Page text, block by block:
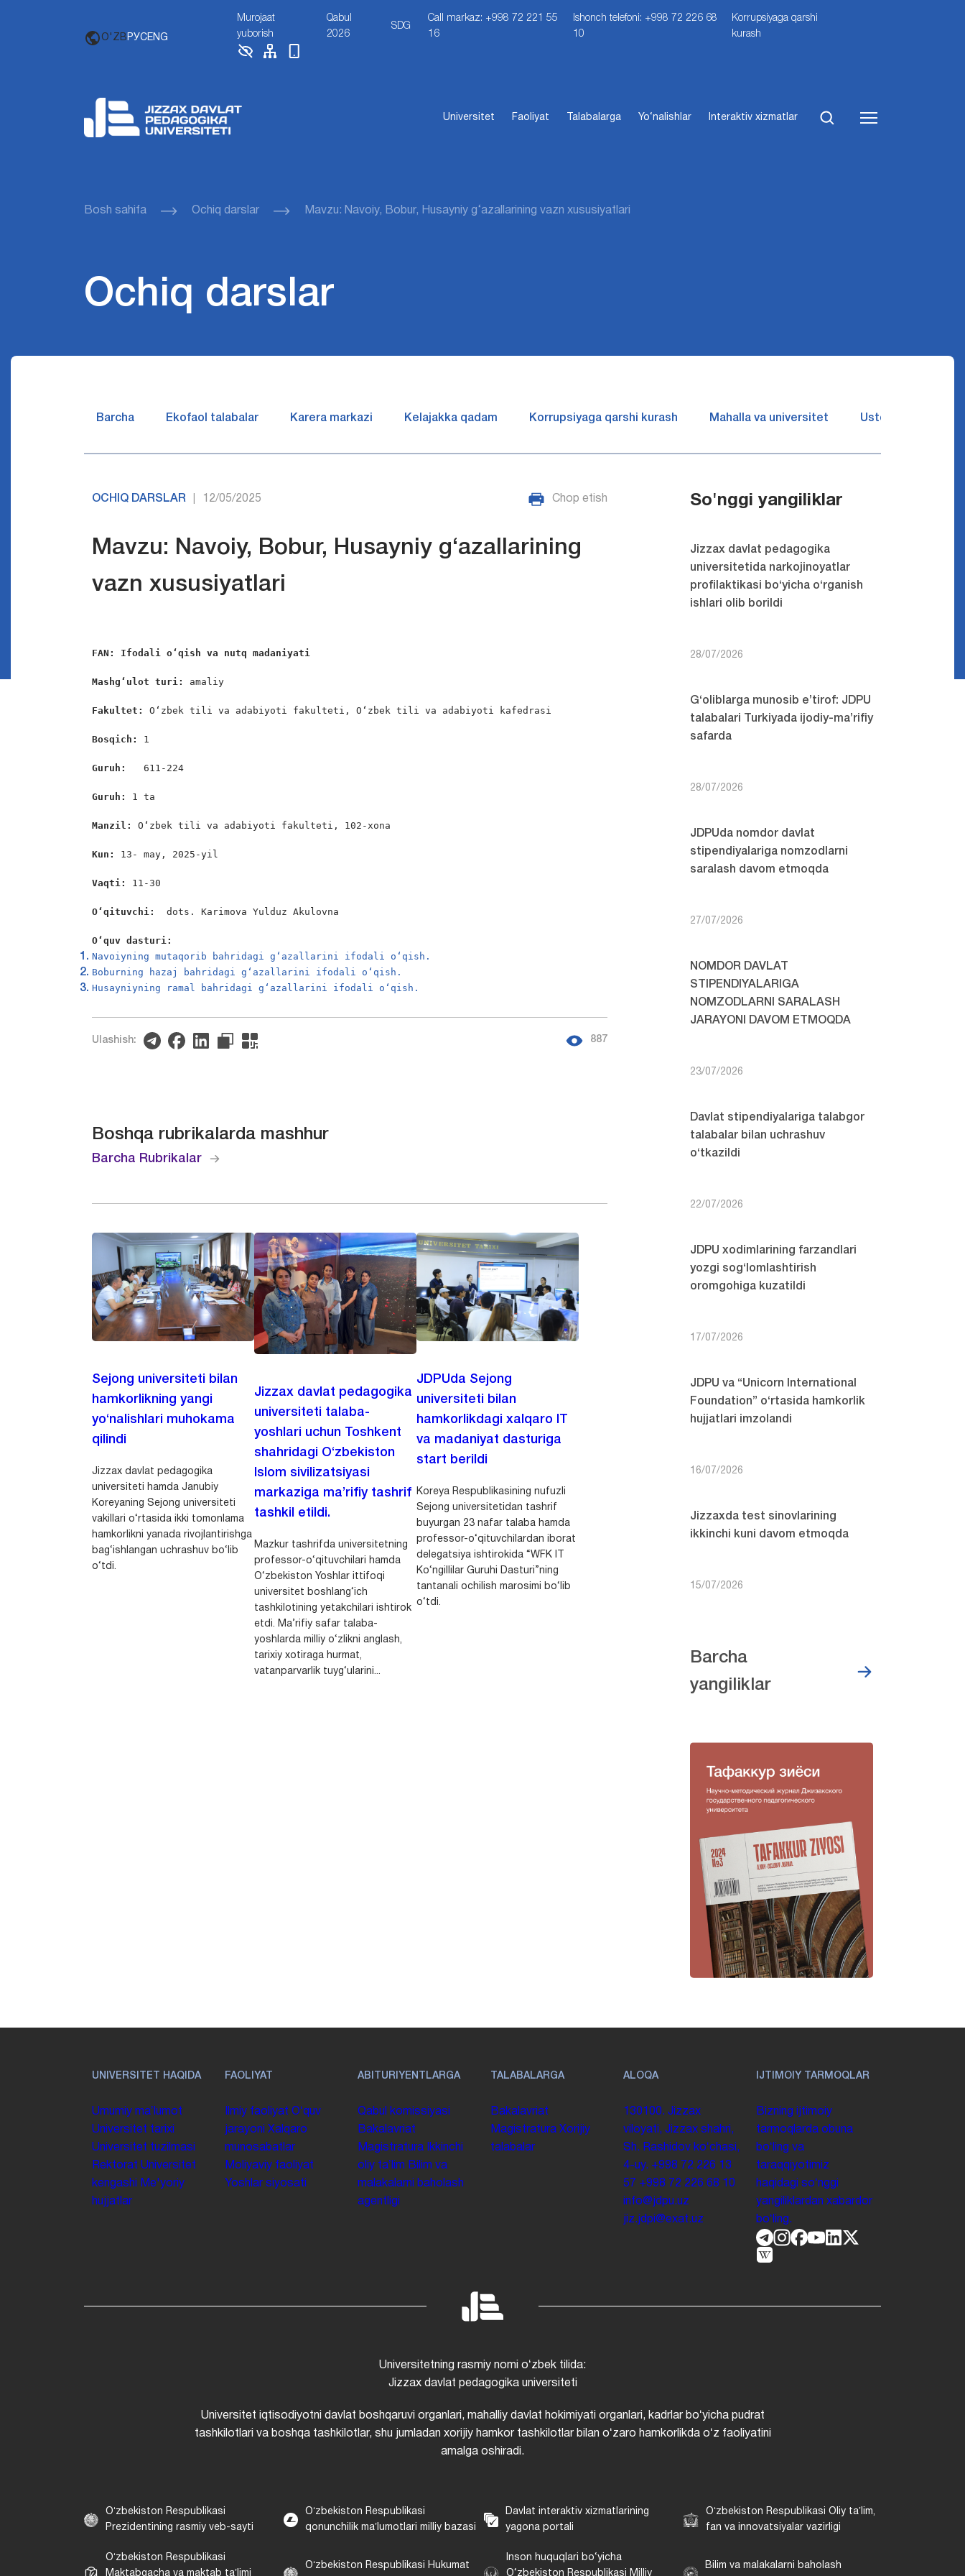
O'ZB РУСENG
Murojaat
yuborish
Qabul
2026
SDG
Call markaz: +998 72 221 55
16
Ishonch telefoni: +998 72 226 68
10
Korrupsiyaga qarshi
kurash
Universitet Faoliyat Talabalarga Yo‘nalishlar Interaktiv xizmatlar
Bosh sahifa Ochiq darslar Mavzu: Navoiy, Bobur, Husayniy g‘azallarining vazn xususiyatlari
Ochiq darslar
Barcha Ekofaol talabalar Karera markazi Kelajakka qadam Korrupsiyaga qarshi kurash Mahalla va universitet Ustozlar suhbatin
OCHIQ DARSLAR 12/05/2025 Chop etish
Mavzu: Navoiy, Bobur, Husayniy g‘azallarining
vazn xususiyatlari
FAN: Ifodali o‘qish va nutq madaniyati
Mashg‘ulot turi: amaliy
Fakultet: O‘zbek tili va adabiyoti fakulteti, O‘zbek tili va adabiyoti kafedrasi
Bosqich: 1
Guruh: 611-224
Guruh: 1 ta
Manzil: O‘zbek tili va adabiyoti fakulteti, 102-xona
Kun: 13- may, 2025-yil
Vaqti: 11-30
Oʻqituvchi: dots. Karimova Yulduz Akulovna
O‘quv dasturi:
Navoiyning mutaqorib bahridagi g‘azallarini ifodali o‘qish.
Boburning hazaj bahridagi g‘azallarini ifodali o‘qish.
Husayniyning ramal bahridagi g‘azallarini ifodali o‘qish.
Ulashish: 887
Boshqa rubrikalarda mashhur
Barcha Rubrikalar
Sejong universiteti bilan
hamkorlikning yangi
yo‘nalishlari muhokama
qilindi
Jizzax davlat pedagogika
universiteti hamda Janubiy
Koreyaning Sejong universiteti
vakillari o‘rtasida ikki tomonlama
hamkorlikni yanada rivojlantirishga
bag‘ishlangan uchrashuv bo‘lib
o‘tdi.
Jizzax davlat pedagogika
universiteti talaba-
yoshlari uchun Toshkent
shahridagi O‘zbekiston
Islom sivilizatsiyasi
markaziga ma’rifiy tashrif
tashkil etildi.
Mazkur tashrifda universitetning
professor-o‘qituvchilari hamda
O‘zbekiston Yoshlar ittifoqi
universitet boshlang‘ich
tashkilotining yetakchilari ishtirok
etdi. Ma’rifiy safar talaba-
yoshlarda milliy o‘zlikni anglash,
tarixiy xotiraga hurmat,
vatanparvarlik tuyg‘ularini...
JDPUda Sejong
universiteti bilan
hamkorlikdagi xalqaro IT
va madaniyat dasturiga
start berildi
Koreya Respublikasining nufuzli
Sejong universitetidan tashrif
buyurgan 23 nafar talaba hamda
professor-o‘qituvchilardan iborat
delegatsiya ishtirokida “WFK IT
Ko‘ngillilar Guruhi Dasturi”ning
tantanali ochilish marosimi bo‘lib
o‘tdi.
So'nggi yangiliklar
Jizzax davlat pedagogika
universitetida narkojinoyatlar
profilaktikasi bo‘yicha o‘rganish
ishlari olib borildi
28/07/2026
G‘oliblarga munosib e’tirof: JDPU
talabalari Turkiyada ijodiy-ma’rifiy
safarda
28/07/2026
JDPUda nomdor davlat
stipendiyalariga nomzodlarni
saralash davom etmoqda
27/07/2026
NOMDOR DAVLAT
STIPENDIYALARIGA
NOMZODLARNI SARALASH
JARAYONI DAVOM ETMOQDA
23/07/2026
Davlat stipendiyalariga talabgor
talabalar bilan uchrashuv
o‘tkazildi
22/07/2026
JDPU xodimlarining farzandlari
yozgi sog‘lomlashtirish
oromgohiga kuzatildi
17/07/2026
JDPU va “Unicorn International
Foundation” o‘rtasida hamkorlik
hujjatlari imzolandi
16/07/2026
Jizzaxda test sinovlarining
ikkinchi kuni davom etmoqda
15/07/2026
Barcha
yangiliklar
UNIVERSITET HAQIDA
Umumiy maʼlumot
Universitet tarixi
Universitet tuzilmasi
Rektorat Universitet
kengashi
Me'yoriy
hujjatlar
FAOLIYAT
Ilmiy faoliyat Oʻquv
jarayoni Xalqaro
munosabatlar
Moliyaviy faoliyat
Yoshlar siyosati
ABITURIYENTLARGA
Qabul komissiyasi
Bakalavriat
Magistratura
Ikkinchi
oliy taʼlim Bilim va
malakalarni baholash
agentligi
TALABALARGA
Bakalavriat
Magistratura Xorijiy
talabalar
ALOQA
130100. Jizzax
viloyati, Jizzax shahri,
Sh. Rashidov koʻchasi,
4-uy. +998 72 226 13
57 +998 72 226 68 10
info@jdpu.uz
jiz.jdpi@exat.uz
IJTIMOIY TARMOQLAR
Bizning ijtimoiy
tarmoqlarda obuna
boʻling va
taraqqiyotimiz
haqidagi soʻnggi
yangiliklardan xabardor
boʻling.
Universitetning rasmiy nomi oʻzbek tilida:
Jizzax davlat pedagogika universiteti
Universitet iqtisodiyotni davlat boshqaruvi organlari, mahalliy davlat hokimiyati organlari, kadrlar boʻyicha pudrat
tashkilotlari va boshqa tashkilotlar, shu jumladan xorijiy hamkor tashkilotlar bilan oʻzaro hamkorlikda oʻz faoliyatini
amalga oshiradi.
Oʻzbekiston Respublikasi
Prezidentining rasmiy veb-sayti
Oʻzbekiston Respublikasi
qonunchilik maʼlumotlari milliy bazasi
Davlat interaktiv xizmatlarining
yagona portali
Oʻzbekiston Respublikasi Oliy taʼlim,
fan va innovatsiyalar vazirligi
Oʻzbekiston Respublikasi
Maktabgacha va maktab taʼlimi
Oʻzbekiston Respublikasi Hukumat
Inson huquqlari bo‘yicha
O‘zbekiston Respublikasi Milliy
Bilim va malakalarni baholash